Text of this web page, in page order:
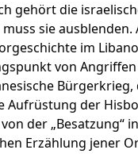
gehört die
sie
im
von
Aufrüstung der
der „Besatzung“
Erzählung jener